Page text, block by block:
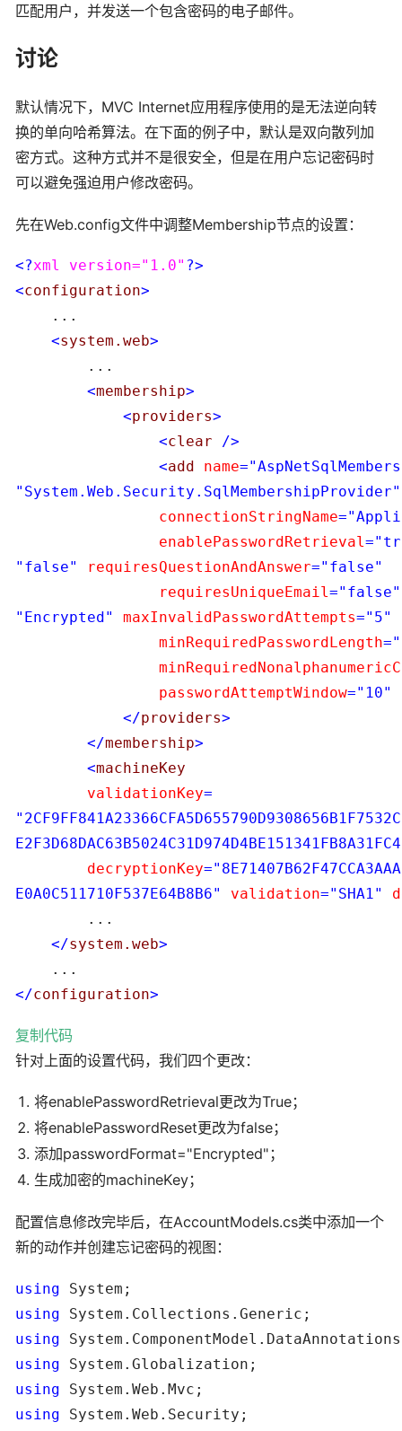
匹配用户，并发送一个包含密码的电子邮件。
讨论
默认情况下，MVC Internet应用程序使用的是无法逆向转
换的单向哈希算法。在下面的例子中，默认是双向散列加
密方式。这种方式并不是很安全，但是在用户忘记密码时
可以避免强迫用户修改密码。
先在Web.config文件中调整Membership节点的设置：
<?xml version="1.0" ?>
<configuration>
    ...
<system.web>
        ...
<membership>
<providers>
<clear />
<add name
"System.Web.Security.SqlMembershipProvider"
                connectionStringName
                enablePasswordRetrieval
"false"
requiresQuestionAndAnswer="false"
                requiresUniqueEmail
="false"
"Encrypted"
maxInvalidPasswordAttempts="5"
                minRequiredPasswordLength
                passwordAttemptWindow
="10"
</providers>
</membership>
<machineKey
validationKey=
        decryptionKey
E0A0C511710F537E64B8B6"
validation="SHA1"
        ...
</system.web>
</configuration>
复制代码
针对上面的设置代码，我们四个更改：
将enablePasswordRetrieval更改为True；
将enablePasswordReset更改为false；
添加passwordFormat="Encrypted"；
生成加密的machineKey；
配置信息修改完毕后，在AccountModels.cs类中添加一个
新的动作并创建忘记密码的视图：
using
using
using
using
using
using System.Web.Security;